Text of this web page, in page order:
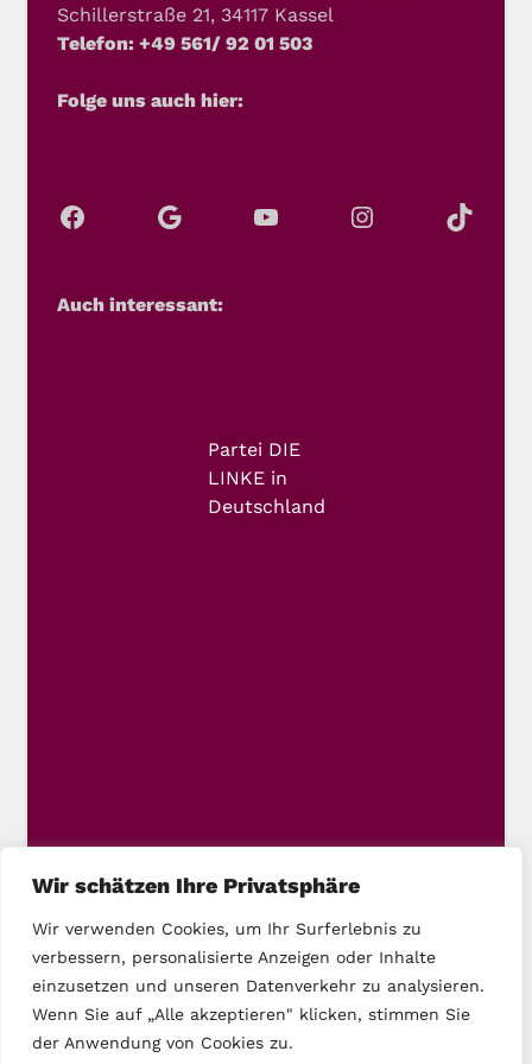
Wir schätzen Ihre Privatsphäre
Wir verwenden Cookies, um Ihr Surferlebnis zu
verbessern, personalisierte Anzeigen oder Inhalte
einzusetzen und unseren Datenverkehr zu analysieren.
Wenn Sie auf „Alle akzeptieren" klicken, stimmen Sie
der Anwendung von Cookies zu.
Schillerstraße 21, 34117 Kassel
Telefon: +49 561/ 92 01 503
Folge uns auch hier:
Auch interessant:
Partei DIE
LINKE in
Deutschland
Copyright © 2025 DIE LINKE Kassel-Stadt